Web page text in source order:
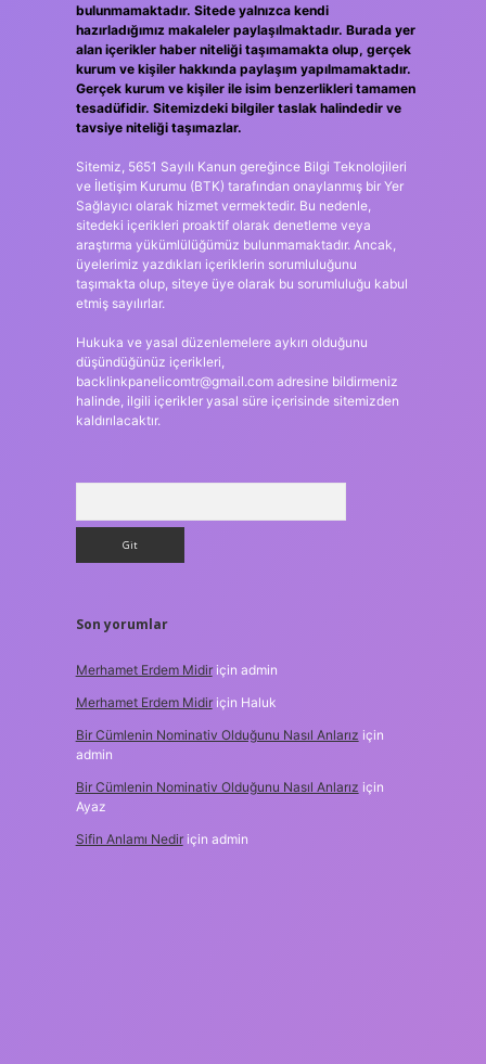
bulunmamaktadır. Sitede yalnızca kendi
hazırladığımız makaleler paylaşılmaktadır. Burada yer
alan içerikler haber niteliği taşımamakta olup, gerçek
kurum ve kişiler hakkında paylaşım yapılmamaktadır.
Gerçek kurum ve kişiler ile isim benzerlikleri tamamen
tesadüfidir. Sitemizdeki bilgiler taslak halindedir ve
tavsiye niteliği taşımazlar.
Sitemiz, 5651 Sayılı Kanun gereğince Bilgi Teknolojileri
ve İletişim Kurumu (BTK) tarafından onaylanmış bir Yer
Sağlayıcı olarak hizmet vermektedir. Bu nedenle,
sitedeki içerikleri proaktif olarak denetleme veya
araştırma yükümlülüğümüz bulunmamaktadır. Ancak,
üyelerimiz yazdıkları içeriklerin sorumluluğunu
taşımakta olup, siteye üye olarak bu sorumluluğu kabul
etmiş sayılırlar.
Hukuka ve yasal düzenlemelere aykırı olduğunu
düşündüğünüz içerikleri,
backlinkpanelicomtr@gmail.comadresine bildirmeniz
halinde, ilgili içerikler yasal süre içerisinde sitemizden
kaldırılacaktır.
Son yorumlar
Merhamet Erdem Midiriçin admin
Merhamet Erdem Midiriçin Haluk
Bir Cümlenin Nominativ Olduğunu Nasıl Anlarız için
admin
Bir Cümlenin Nominativ Olduğunu Nasıl Anlarız için
Ayaz
Sifin Anlamı Nediriçin admin